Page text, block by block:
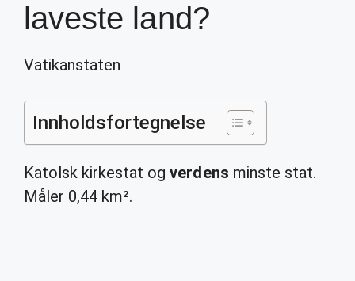
laveste land?
Vatikanstaten
Innholdsfortegnelse
Katolsk kirkestat ogverdens minste stat.
Måler 0,44 km².